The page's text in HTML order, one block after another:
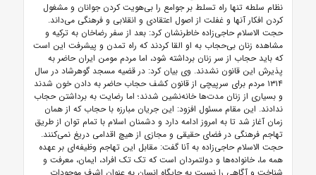
نظام سلطه تنها راه تسلط بر جوامع را بی‌هویت کردن جوانان و مشغول
کردن افکار آنها و غفلت از اصول اعتقادی و انقلابی و فرهنگی می‌داند.
حجت الاسلام حاجی‌زاده خاطر‌نشان کرد: بعد از سفر رضا‌خان به ترکیه و
مشاهده زنان بی‌حجاب به او القا کردند که راه تمدن و پیشرفت این است
که باید حجاب از سر زنان برداشته شود، اما مردم مومن ایران حاضر به
پذیرش این قانون نشدند. وی بیان کرد: در قضیه مسجد گوهرشاد در سال
۱۳۱۴ مردم برای سرپیچی از قانون کشف حجاب حاضر به دادن خون شدند
و بسیاری از زنان مدت‌ها خانه‌نشین شدند؛ اما رضایت به برداشتن حجاب
ندادند. این مقام مسئول افزود: این جریان مبارزه با حجاب که از همان
زمان آغاز شد تا به امروز ادامه دارد و دشمنان اسلام با تمام توان از طریق
تهاجم فرهنگی در فضای حقیقی و مجازی از هیچ اقدامی دریغ نمی‌کنند.
حجت الاسلام حاجی‌زاده به آنا گفت: مقابل این تهاجم وظیفه‌ای بر عهده
همه ما، خانواده‌ها و دولتمردان است که تک تک افراد، ایمان، معرفت و
شناخت و آگاهی را نسبت به جایگاه انسان به عنوان اشرف موجودات